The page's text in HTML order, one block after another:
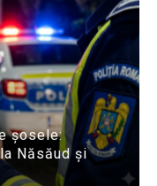
șosele:
Năsăud și